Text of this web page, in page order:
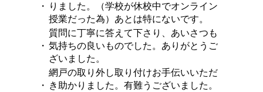
・
りました。（学校が休校中でオンライン
授業だった為）あとは特にないです。
・
質問に丁寧に答えて下さり、あいさつも
気持ちの良いものでした。ありがとうご
ざいました。
・
網戸の取り外し取り付けお手伝いいただ
き助かりました。有難うございました。